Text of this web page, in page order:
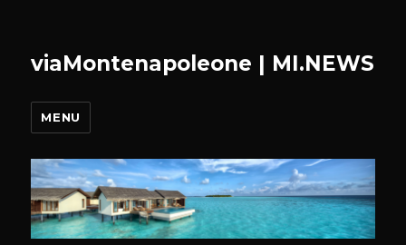
viaMontenapoleone | MI.NEWS
MENU